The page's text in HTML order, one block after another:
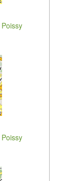
Poissy
Poissy